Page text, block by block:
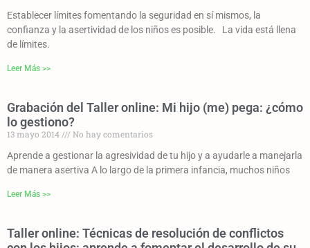
Establecer límites fomentando la seguridad en sí mismos, la
confianza y la asertividad de los niños es posible. La vida está llena
de límites.
Leer Más >>
Grabación del Taller online: Mi hijo (me) pega: ¿cómo
lo gestiono?
13 mayo 2014
No hay comentarios
Aprende a gestionar la agresividad de tu hijo y a ayudarle a manejarla
de manera asertiva A lo largo de la primera infancia, muchos niños
Leer Más >>
Taller online: Técnicas de resolución de conflictos